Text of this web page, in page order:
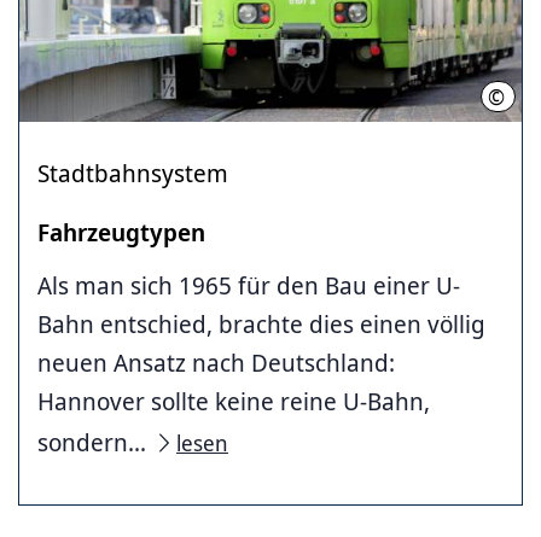
©
Stadtbahnsystem
Fahrzeugtypen
Als man sich 1965 für den Bau einer U-
Bahn entschied, brachte dies einen völlig
neuen Ansatz nach Deutschland:
Hannover sollte keine reine U-Bahn,
sondern...
lesen